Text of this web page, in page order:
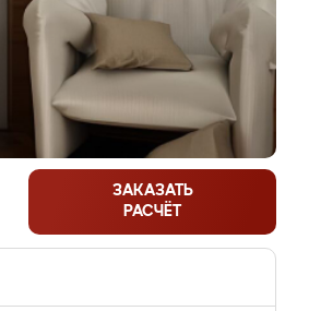
ЗАКАЗАТЬ
РАСЧЁТ